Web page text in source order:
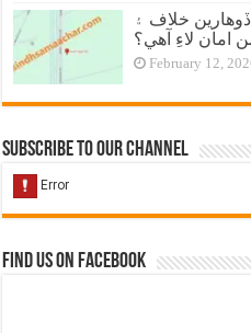
خلاف ۽
امان لاءِ آهي؟
February 12,
Subscribe to our Channel
Find us on Facebook